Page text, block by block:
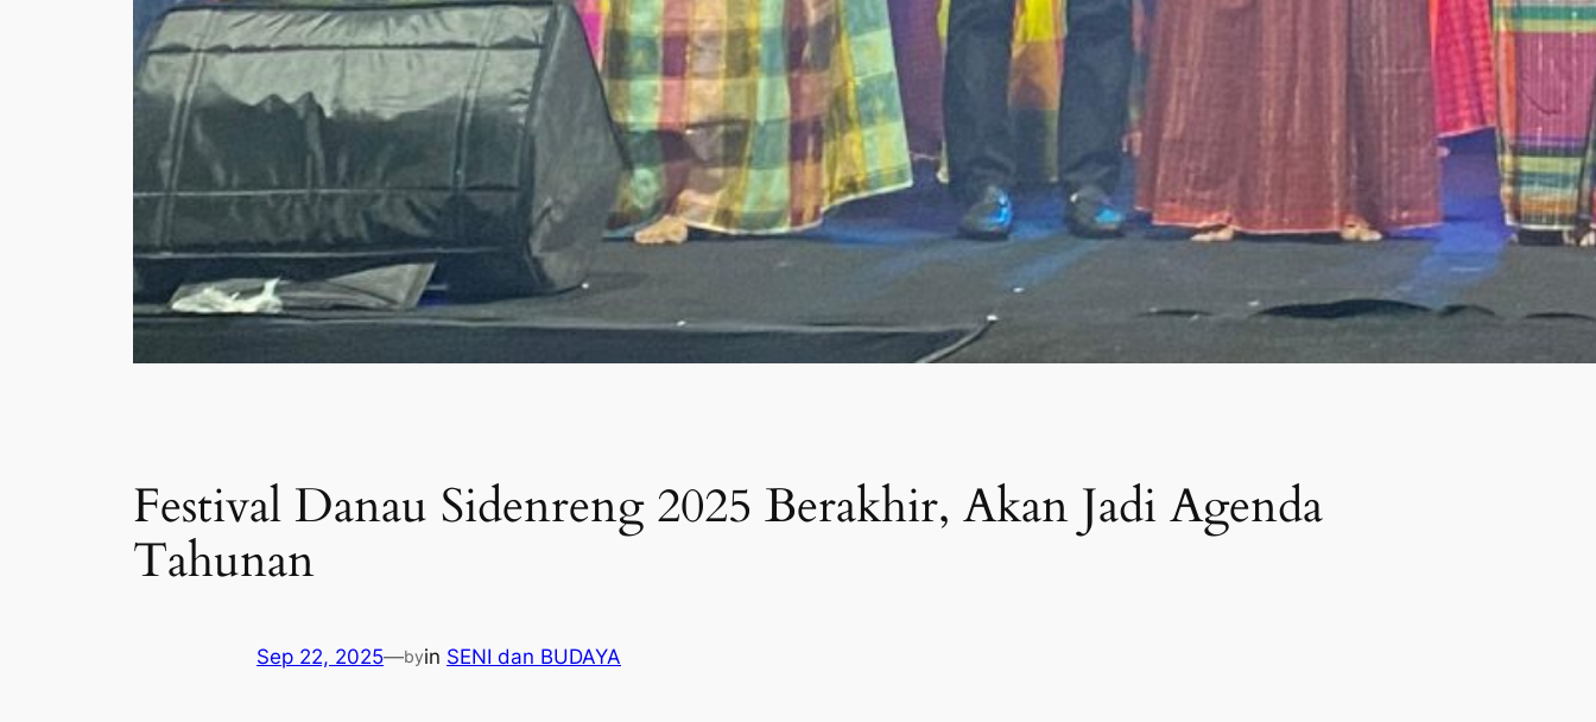
Festival Danau Sidenreng 2025 Berakhir, Akan Jadi Agenda
Tahunan
Sep 22, 2025—byin SENI dan BUDAYA